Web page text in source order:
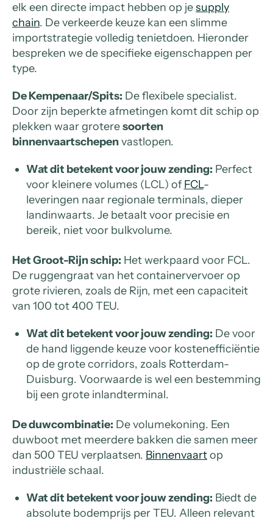
elk een directe impact hebben op jesupply
chain. De verkeerde keuze kan een slimme
importstrategie volledig tenietdoen. Hieronder
bespreken we de specifieke eigenschappen per
type.
De Kempenaar/Spits: De flexibele specialist.
Door zijn beperkte afmetingen komt dit schip op
plekken waar groteresoorten
binnenvaartschepenvastlopen.
Wat dit betekent voor jouw zending: Perfect
voor kleinere volumes (LCL) of FCL-
leveringen naar regionale terminals, dieper
landinwaarts. Je betaalt voor precisie en
bereik, niet voor bulkvolume.
Het Groot-Rijn schip: Het werkpaard voor FCL.
De ruggengraat van het containervervoer op
grote rivieren, zoals de Rijn, met een capaciteit
van 100 tot 400 TEU.
Wat dit betekent voor jouw zending: De voor
de hand liggende keuze voor kostenefficiëntie
op de grote corridors, zoals Rotterdam-
Duisburg. Voorwaarde is wel een bestemming
bij een grote inlandterminal.
De duwcombinatie: De volumekoning. Een
duwboot met meerdere bakken die samen meer
dan 500 TEU verplaatsen. Binnenvaartop
industriële schaal.
Wat dit betekent voor jouw zending: Biedt de
absolute bodemprijs per TEU. Alleen relevant